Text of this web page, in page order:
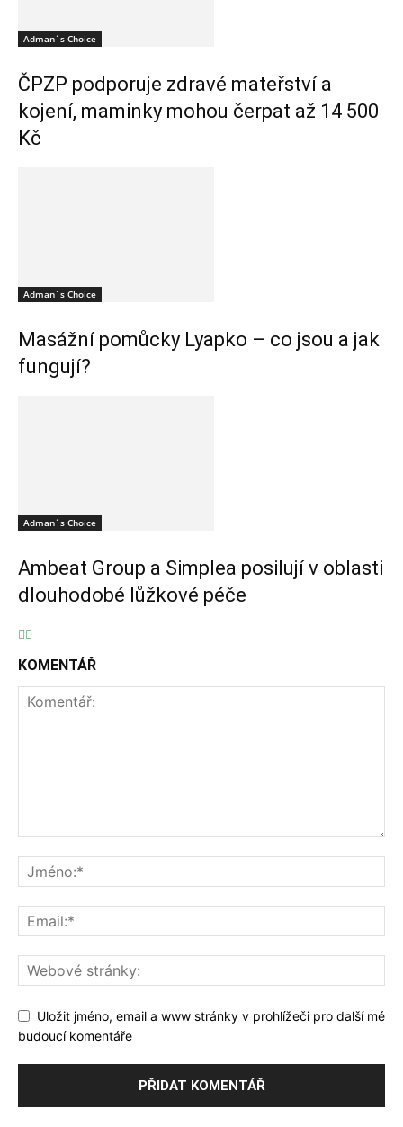
Adman´s Choice
ČPZP podporuje zdravé mateřství a
kojení, maminky mohou čerpat až 14 500
Kč
Adman´s Choice
Masážní pomůcky Lyapko – co jsou a jak
fungují?
Adman´s Choice
Ambeat Group a Simplea posilují v oblasti
dlouhodobé lůžkové péče
KOMENTÁŘ
Uložit jméno, email a www stránky v prohlížeči pro další mé
budoucí komentáře